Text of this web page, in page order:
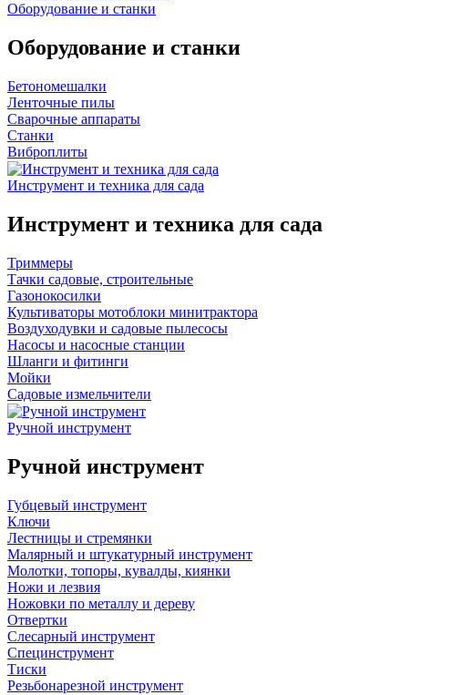
Оборудование и станки
Оборудование и станки
Бетономешалки
Ленточные пилы
Сварочные аппараты
Станки
Виброплиты
Инструмент и техника для сада
Инструмент и техника для сада
Триммеры
Тачки садовые, строительные
Газонокосилки
Культиваторы мотоблоки минитрактора
Воздуходувки и садовые пылесосы
Насосы и насосные станции
Шланги и фитинги
Мойки
Садовые измельчители
Ручной инструмент
Ручной инструмент
Губцевый инструмент
Ключи
Лестницы и стремянки
Малярный и штукатурный инструмент
Молотки, топоры, кувалды, киянки
Ножи и лезвия
Ножовки по металлу и дереву
Отвертки
Слесарный инструмент
Специнструмент
Тиски
Резьбонарезной инструмент